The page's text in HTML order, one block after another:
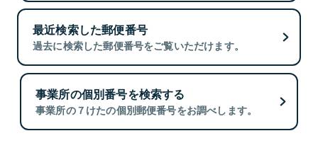
最近検索した郵便番号
過去に検索した郵便番号をご覧いただけます。
事業所の個別番号を検索する
事業所の７けたの個別郵便番号をお調べします。